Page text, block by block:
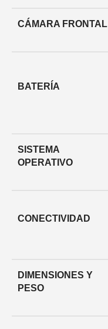
CÁMARA FRONTAL
BATERÍA
SISTEMA
OPERATIVO
CONECTIVIDAD
DIMENSIONES Y
PESO